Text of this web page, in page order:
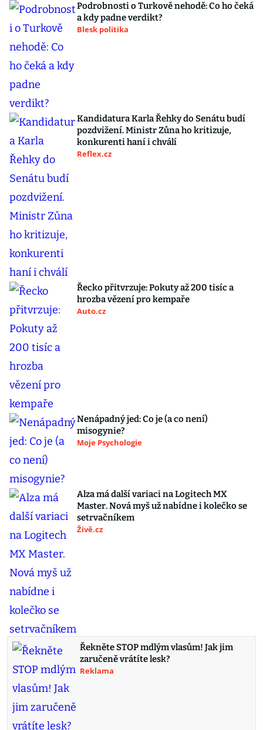
Podrobnosti o Turkově nehodě: Co ho čeká
a kdy padne verdikt?
Blesk politika
Kandidatura Karla Řehky do Senátu budí
pozdvižení. Ministr Zůna ho kritizuje,
konkurenti haní i chválí
Reflex.cz
Řecko přitvrzuje: Pokuty až 200 tisíc a
hrozba vězení pro kempaře
Auto.cz
Nenápadný jed: Co je (a co není)
misogynie?
Moje Psychologie
Alza má další variaci na Logitech MX
Master. Nová myš už nabídne i kolečko se
setrvačníkem
Živě.cz
Řekněte STOP mdlým vlasům! Jak jim
zaručeně vrátíte lesk?
Reklama